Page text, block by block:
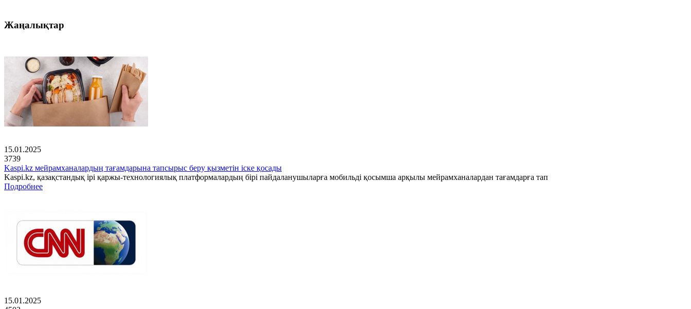
Жаңалықтар
15.01.2025
3739
Kaspi.kz мейрамханалардың тағамдарына тапсырыс беру қызметін іске қосады
Kaspi.kz, қазақстандық ірі қаржы-технологиялық платформалардың бірі пайдаланушыларға мобильді қосымша арқылы мейрамханалардан тағамдарға тап
Подробнее
15.01.2025